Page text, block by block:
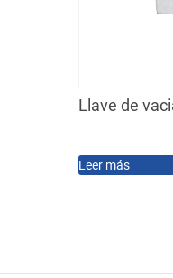
Llave de
Leer más